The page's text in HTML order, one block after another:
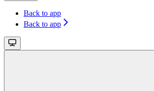
Back to app
Back to app